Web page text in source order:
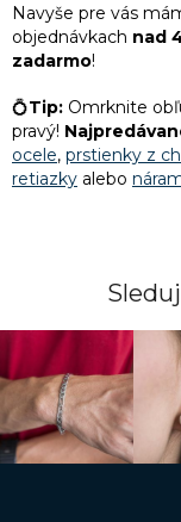
Navyše pre vás
objednávkach nad
zadarmo!
💍Tip: Omrknite
pravý!
ocele, prstienky z
retiazky alebo